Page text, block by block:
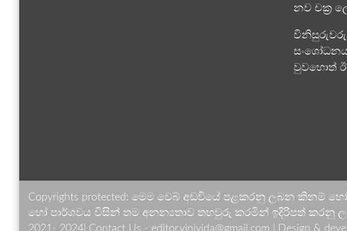
නව චක්‍ර
වුවහොත්
Copyrights protected: මෙම වෙබ් අඩවියේ පළකරනු ලබන
හෝ පාර්ශවය විසින් තම අනන්‍යතාව තහවුරු කරමින් ඉදිරිපත් කරනු
2021- 2024| Contact Us - editor.vinivida@gmail.com |
Design &